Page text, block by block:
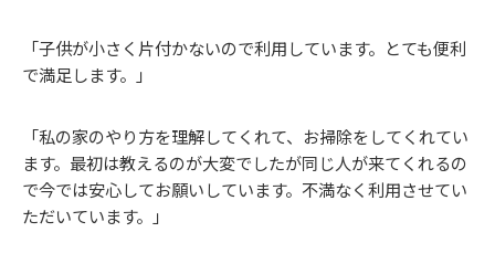
「子供が小さく片付かないので利用しています。とても便利
で満足します。」
「私の家のやり方を理解してくれて、お掃除をしてくれてい
ます。最初は教えるのが大変でしたが同じ人が来てくれるの
で今では安心してお願いしています。不満なく利用させてい
ただいています。」